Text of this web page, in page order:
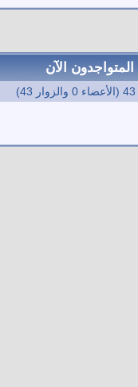
المتواجدون الآن
43 (الأعضاء 0 والزوار 43)